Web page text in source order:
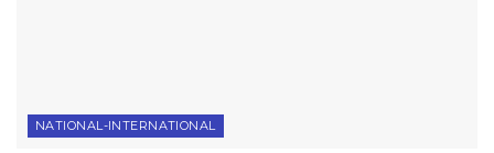
NATIONAL-INTERNATIONAL